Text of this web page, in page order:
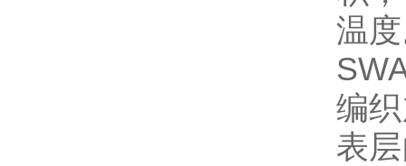
温
编
表